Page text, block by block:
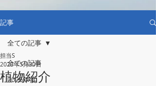
記事
全ての記事
2026年度
全ての記事
植物紹介
担当S
2023年5月30日